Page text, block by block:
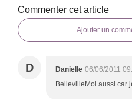
Commenter cet article
Ajouter un
D Danielle 06/06/2011
BellevilleMoi aussi car